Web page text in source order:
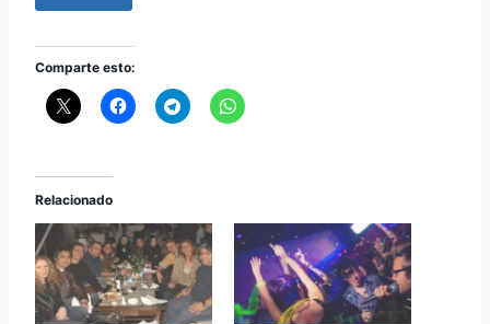
Comparte esto:
Relacionado